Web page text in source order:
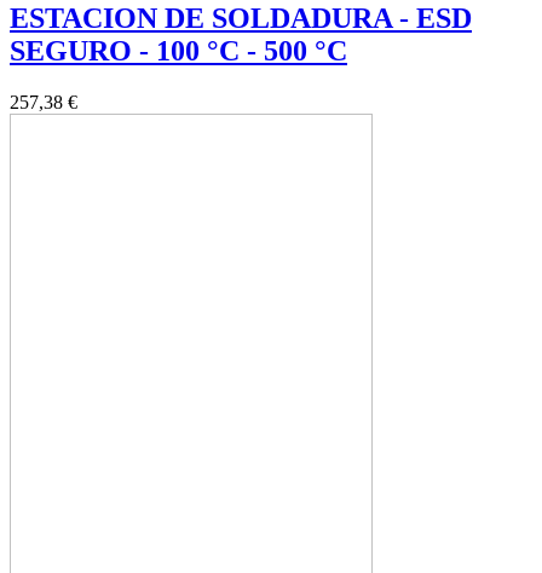
ESTACION DE SOLDADURA - ESD
SEGURO - 100 °C - 500 °C
257,38 €